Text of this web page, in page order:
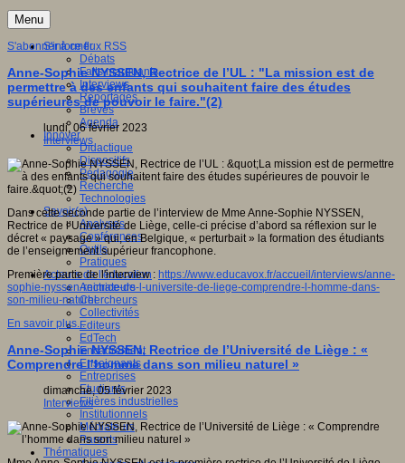
Menu
S'informer
Débats
Faits marquants
Interviews
Reportages
Brèves
Agenda
Innover
Didactique
Dispositifs
Pédagogie
Recherche
Technologies
Savoir(s)
Analyses
Conférences
Outils
Pratiques
Acteurs de l'éducation
Animateurs
Chercheurs
Collectivités
Editeurs
EdTech
Encadrement
Enseignants
Entreprises
Etudiants
Filières industrielles
Institutionnels
Médiateurs
Parents
Thématiques
S'abonner à ce flux RSS
Anne-Sophie NYSSEN, Rectrice de l’UL : "La mission est de
permettre à des enfants qui souhaitent faire des études
supérieures de pouvoir le faire."(2)
lundi, 06 février 2023
Interviews
Dans cette seconde partie de l’interview de Mme Anne-Sophie NYSSEN,
Rectrice de l’Université de Liège, celle-ci précise d’abord sa réflexion sur le
décret « paysage » qui, en Belgique, « perturbait » la formation des étudiants
de l’enseignement supérieur francophone.
Première partie de l'interview : https://www.educavox.fr/accueil/interviews/anne-
sophie-nyssen-rectrice-de-l-universite-de-liege-comprendre-l-homme-dans-
son-milieu-naturel
En savoir plus...
Anne-Sophie NYSSEN, Rectrice de l’Université de Liège : «
Comprendre l’homme dans son milieu naturel »
dimanche, 05 février 2023
Interviews